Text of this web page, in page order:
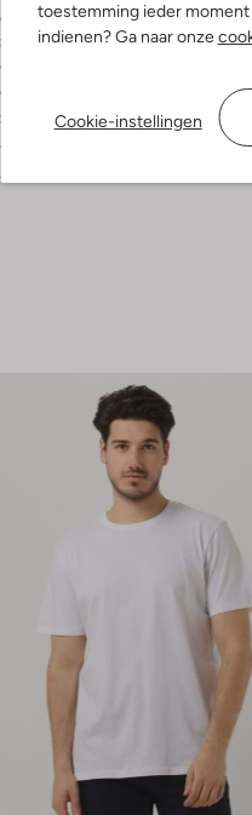
toestemming ieder
indienen? Ga naar onze
Cookie-instellingen
Groen
Effen
100%
Regular Fit